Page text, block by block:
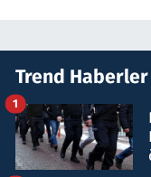
Trend Haberler
1